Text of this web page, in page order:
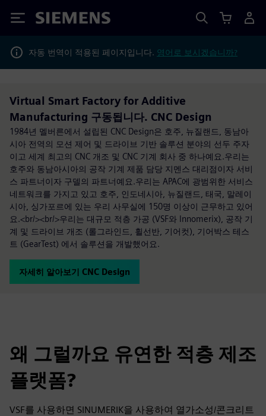
Siemens
자동 번역이 적용된 페이지입니다. 영어로 보시겠습니까?
Virtual Smart Factory for Additive
Manufacturing 구동됩니다. CNC Design
1984년 멜버른에서 설립된 CNC Design은 호주, 뉴질랜드, 동남아
시아 전역의 모션 제어 및 드라이브 기반 솔루션 분야의 선두 주자
이고 세계 최고의 CNC 개조 및 CNC 기계 회사 중 하나예요.우리는
호주와 동남아시아의 공작 기계 제품 담당 지멘스 대리점이자 서비
스 파트너이자 구델의 파트너예요.우리는 APAC에 광범위한 서비스
네트워크를 가지고 있고 호주, 인도네시아, 뉴질랜드, 태국, 말레이
시아, 싱가포르에 있는 우리 사무실에 150명 이상이 근무하고 있어
요.<br/><br/>우리는 대규모 적층 가공 (VSF와 Innomerix), 공작 기
계 및 드라이브 개조 (롤그라인드, 휠선반, 기어컷), 기어박스 테스
트 (GearTest) 에서 솔루션을 개발했어요.
자세히 알아보기 CNC Design
왜 그럴까요 유연한 적층 제조
플랫폼?
VSF를 사용하면 SINUMERIK을 사용하여 열가소성/콘크리트